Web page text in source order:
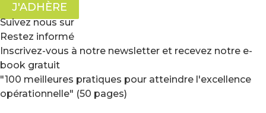
J'ADHÈRE
Suivez nous sur
Restez informé
Inscrivez-vous à notre newsletter et recevez notre e-
book gratuit
"100 meilleures pratiques pour atteindre l'excellence
opérationnelle" (50 pages)